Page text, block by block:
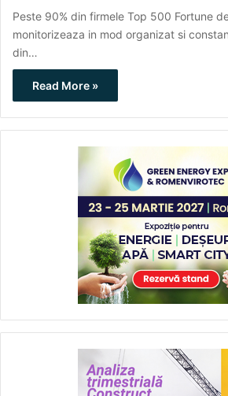
Peste 90% din firmele Top 500 Fortune
monitorizeaza in mod organizat si
din…
Read More »